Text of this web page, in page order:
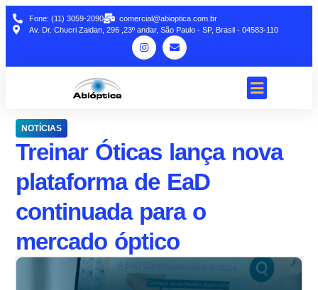
Fone: (11) 3059-2090
comercial@abioptica.com.br
Av. Dr. Chucri Zaidan, 296 ,23º andar, São Paulo - SP, Brasil - 04583-110
NOTÍCIAS
Treinar Óticas lança nova
plataforma de EaD
continuada para o
mercado óptico